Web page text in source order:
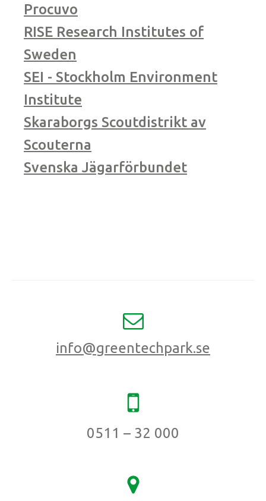
Procuvo
RISE Research Institutes of
Sweden
SEI - Stockholm Environment
Institute
Skaraborgs Scoutdistrikt av
Scouterna
Svenska Jägarförbundet
info@greentechpark.se
0511 – 32 000